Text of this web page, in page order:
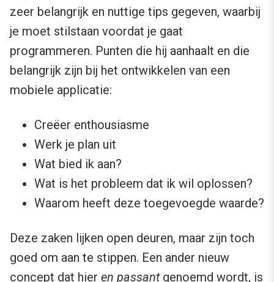
zeer belangrijk en nuttige tips gegeven, waarbij
je moet stilstaan voordat je gaat
programmeren. Punten die hij aanhaalt en die
belangrijk zijn bij het ontwikkelen van een
mobiele applicatie:
Creëer enthousiasme
Werk je plan uit
Wat bied ik aan?
Wat is het probleem dat ik wil oplossen?
Waarom heeft deze toegevoegde waarde?
Deze zaken lijken open deuren, maar zijn toch
goed om aan te stippen. Een ander nieuw
concept dat hier en passantgenoemd wordt, is